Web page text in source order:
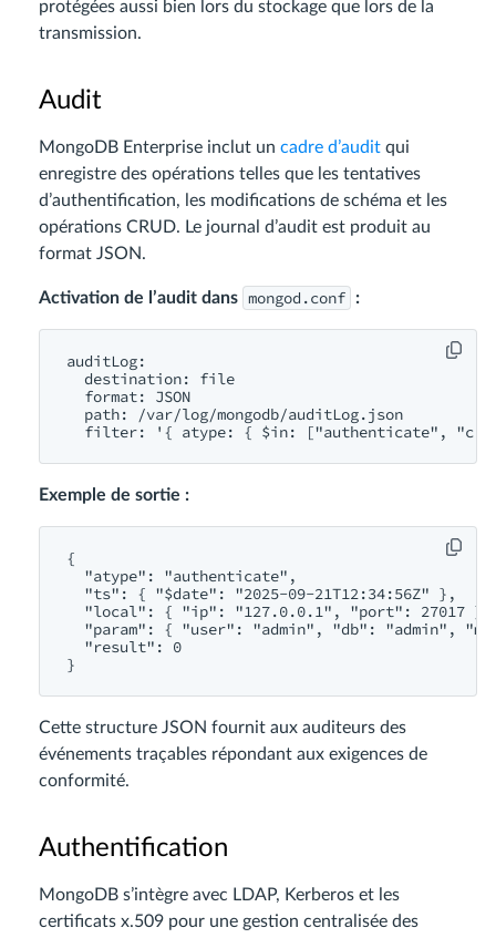
protégées aussi bien lors du stockage que lors de la
transmission.
Audit
MongoDB Enterprise inclut un cadre d’audit qui
enregistre des opérations telles que les tentatives
d’authentification, les modifications de schéma et les
opérations CRUD. Le journal d’audit est produit au
format JSON.
Activation de l’audit dans mongod.conf :
auditLog:
  destination: file
  format: JSON
  path: /var/log/mongodb/auditLog.json
Exemple de sortie :
{
  "atype": "authenticate",
  "ts": { "$date": "2025-09-21T12:34:56Z" },
  "local": { "ip": "127.0.0.1", "port": 27017 },
"param": { "user": "admin", "db": "admin",
  "result": 0
Cette structure JSON fournit aux auditeurs des
événements traçables répondant aux exigences de
conformité.
Authentification
MongoDB s’intègre avec LDAP, Kerberos et les
certificats x.509 pour une gestion centralisée des